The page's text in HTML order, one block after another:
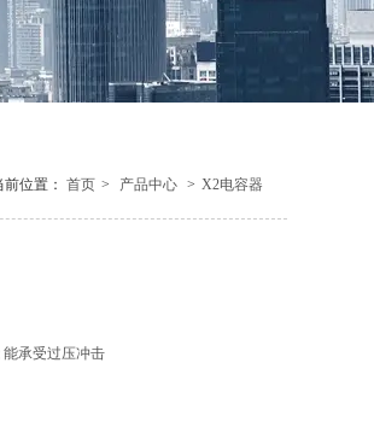
前位置： 首页 > 产品中心 > X2电容器
承受过压冲击